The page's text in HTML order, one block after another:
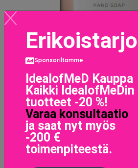
Maria Nila Bouquet Hand Soap,
18.95 EUR
LISÄTIETOJA
Sponsoriltamme
IdealofMeD Kauppa
Kaikki IdealofMeDin
tuotteet -20 %!
Varaa konsultaatio
ja saat nyt myös
-200 €
toimenpiteestä.